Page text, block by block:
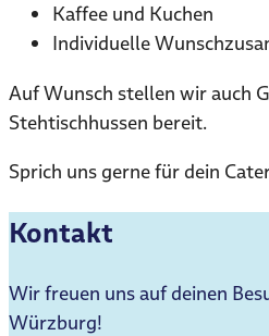
Kaffee und Kuchen
Individuelle
Auf Wunsch stellen wir auch
Stehtischhussen bereit.
Sprich uns gerne für dein
Kontakt
Wir freuen uns auf deinen
Würzburg!